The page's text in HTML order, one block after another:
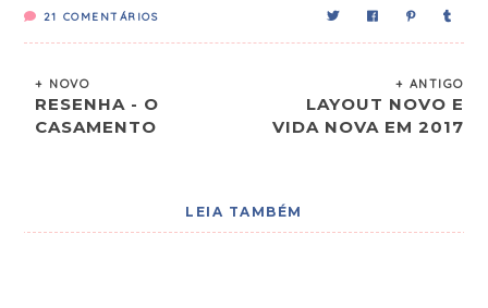
21 COMENTÁRIOS
+ NOVO
RESENHA - O
CASAMENTO
+ ANTIGO
LAYOUT NOVO E
VIDA NOVA EM 2017
LEIA TAMBÉM